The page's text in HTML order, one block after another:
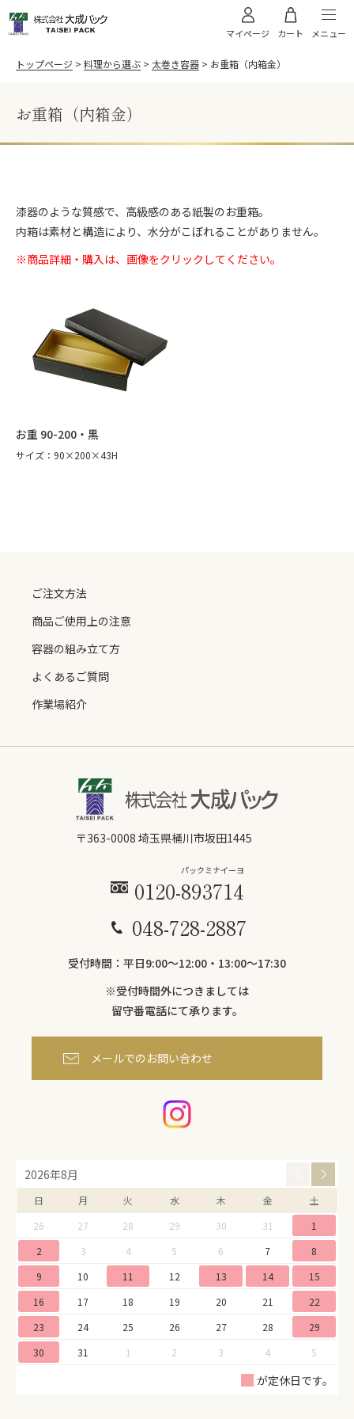
マイページ カート メニュー
料理から選ぶ
高級弁当・お節
お弁当
太巻き
そば
オードブル
飯台・黒金砂目
飯台 黒金砂目（内金）
飯台 黒金砂目（内朱）
折箱 黒金砂目
折箱 雅
折箱 桧
棒寿司折（黒・朱）
太巻折 柾目
お重箱（内側朱）
御料理 黒金砂目
ご利用案内
WEBカタログ
サンプル請求
ご注文方法
トップページ 料理から選ぶ 太巻き容器 お重箱（内箱金）
お重箱（内箱金）
漆器のような質感で、高級感のある紙製のお重箱。
内箱は素材と構造により、水分がこぼれることがありません。
※商品詳細・購入は、画像をクリックしてください。
お重 90-200・黒
サイズ：90×200×43H
ご注文方法
商品ご使用上の注意
容器の組み立て方
よくあるご質問
作業場紹介
〒363-0008 埼玉県桶川市坂田1445
0120-893
パックミ
714
ナイーヨ
048-728-2887
受付時間：平日9:00〜12:00・13:00～17:30
※受付時間外につきましては
留守番電話にて承ります。
メールでのお問い合わせ
2026年8月
日 月 火 水 木 金
土
26
27 28 29 30 31
1
2
3 4 5 6 7
8
9
10 11 12 13 14
15
16
17 18 19 20 21
22
23
24 25 26 27 28
29
30
31 1 2 3 4 5
が定休日です。